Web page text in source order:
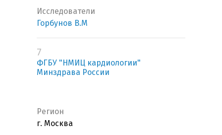
Исследователи
Горбунов В.М
7
ФГБУ "НМИЦ кардиологии"
Минздрава России
Регион
г. Москва